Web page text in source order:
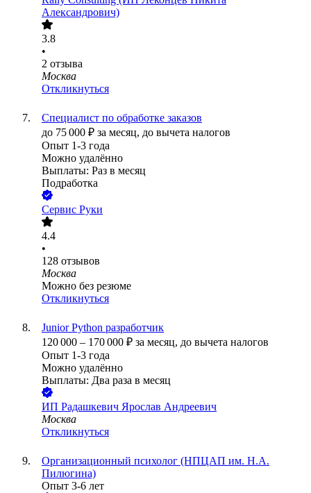
Александрович)
3.8
•
2 отзыва
Москва
Откликнуться
Специалист по обработке заказов
до 75 000 ₽ за месяц, до вычета налогов
Опыт 1-3 года
Можно удалённо
Выплаты: Раз в месяц
Подработка
Сервис Руки
4.4
•
128 отзывов
Москва
Можно без резюме
Откликнуться
Junior Python разработчик
120 000 – 170 000 ₽ за месяц, до вычета налогов
Опыт 1-3 года
Можно удалённо
Выплаты: Два раза в месяц
ИП Радашкевич Ярослав Андреевич
Москва
Откликнуться
Организационный психолог (НПЦАП им. Н.А.
Пилюгина)
Опыт 3-6 лет